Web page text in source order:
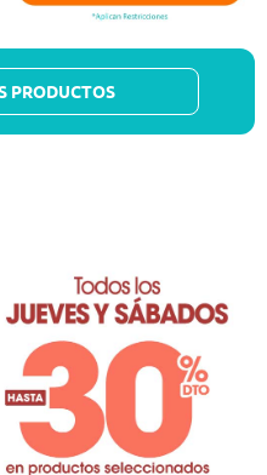
PRODUCTOS